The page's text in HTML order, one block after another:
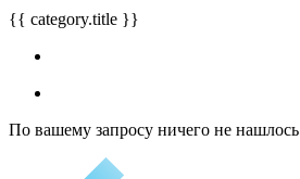
{{ category.title }}
По вашему запросу ничего не нашлось